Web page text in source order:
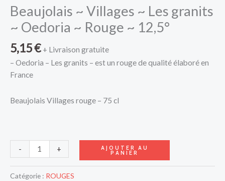
Beaujolais ~ Villages ~ Les granits
~ Oedoria ~ Rouge ~ 12,5°
5,15€ + Livraison gratuite
– Oedoria – Les granits – est un rouge de qualité élaboré en
France
Beaujolais Villages rouge – 75 cl
- + AJOUTER AU
PANIER
Catégorie : ROUGES